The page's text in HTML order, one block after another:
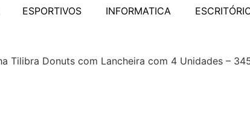
ESPORTIVOS INFORMATICA
Tilibra Donuts com Lancheira com 4 Unidades –